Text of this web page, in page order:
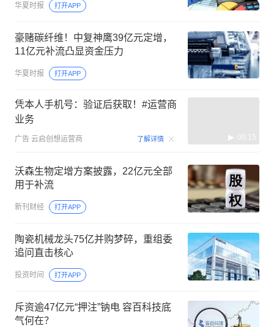
华夏时报 打开APP
豪赌碳纤维！中复神鹰39亿元定增，
11亿元补流凸显资金压力
华夏时报 打开APP
凭本人手机号：验证后获取！#运营商
业务
广告 云启创想运营商 了解详情 00:15
沃森生物定增方案披露，22亿元全部
用于补流
新刊财经 打开APP
陶瓷机械龙头75亿并购梦碎，重组委
追问直击核心
投资时间 打开APP
斥资逾47亿元“押注”钠电 容百科技底
气何在？